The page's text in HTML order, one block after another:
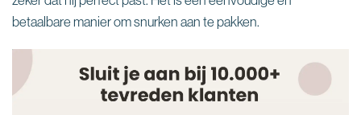
betaalbare manier om snurken aan te pakken.